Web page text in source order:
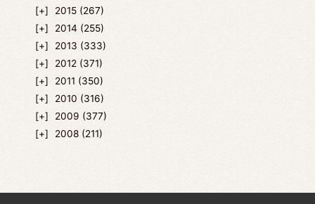
2015 (267)
2014 (255)
2013 (333)
2012 (371)
2011 (350)
2010 (316)
2009 (377)
2008 (211)